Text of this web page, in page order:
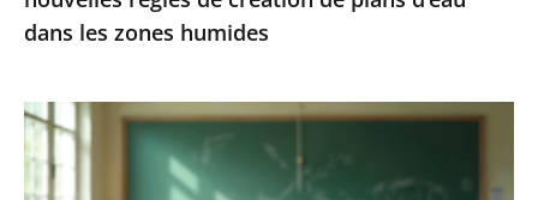
dans
zones
humides
dans les zones humides
Le
Conseil
d’État